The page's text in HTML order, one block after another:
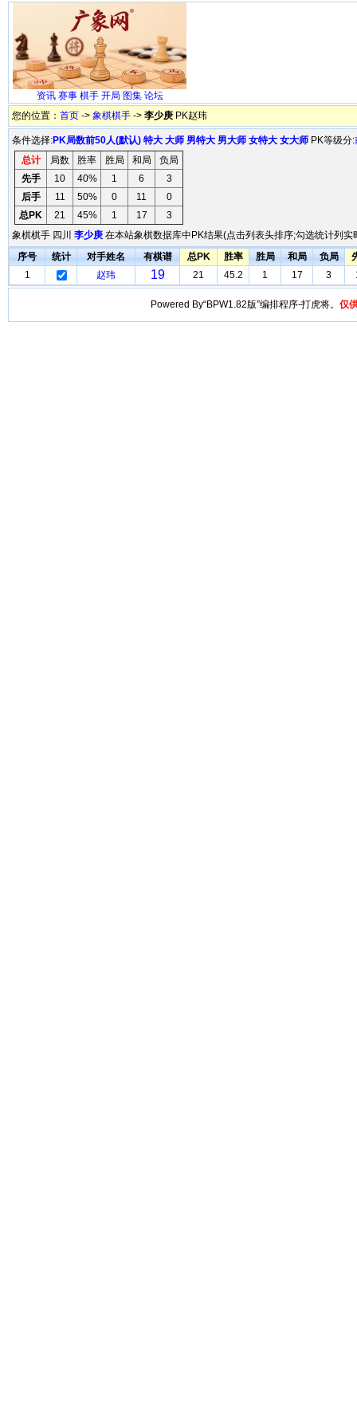
资讯 赛事 棋手 开局 图集 论坛
您的位置： 首页 -> 象棋棋手 -> 李少庚 PK赵玮
条件选择:PK局数前50人(默认) 特大 大师 男特大 男大师 女特大 女大师 PK等级分:
总计
局数 胜率 胜局 和局
负局
先手
10 40% 1 6
3
后手
11 50% 0 11
0
总PK
21 45% 1 17
3
象棋棋手 四川 李少庚 在本站象棋数据库中PK结果(点击列表头排序;勾选统计列
序号
统计 对手姓名 有棋谱 总PK 胜率 胜局 和局 负局
1
赵玮 19 21 45.2 1 17 3
Powered By“BPW1.82版”编排程序-打虎将。 仅